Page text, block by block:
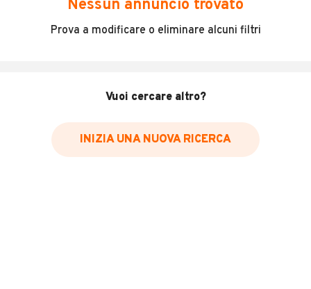
Incidenti in cui è stato coinvolto il veicolo
Data e luogo delle revisioni effettuate
Inserisci il numero di targa per verificare la disponibilità
Nessun annuncio trovato
Prova a modificare o eliminare alcuni filtri
Vuoi cercare altro?
INIZIA UNA NUOVA RICERCA